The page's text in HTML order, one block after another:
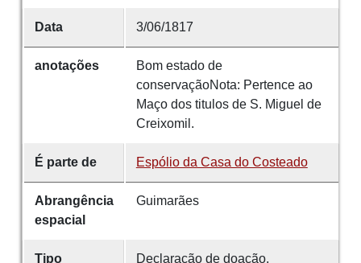
Data 3/06/1817
anotações
Bom estado de
conservaçãoNota: Pertence ao
Maço dos titulos de S. Miguel de
Creixomil.
É parte de Espólio da Casa do Costeado
Abrangência
espacial
Guimarães
Tipo Declaração de doação.